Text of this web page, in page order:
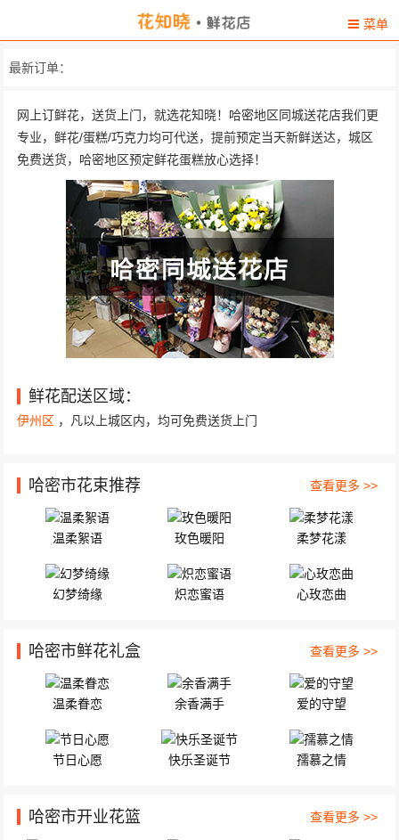
菜单
最新订单：
网上订鲜花，送货上门，就选花知晓！哈密地区同城送花店我们更
专业，鲜花/蛋糕/巧克力均可代送，提前预定当天新鲜送达，城区
免费送货，哈密地区预定鲜花蛋糕放心选择！
鲜花配送区域：
伊州区 ，凡以上城区内，均可免费送货上门
哈密市花束推荐 查看更多 >>
温柔絮语 玫色暖阳 柔梦花漾
幻梦绮缘 炽恋蜜语 心玫恋曲
哈密市鲜花礼盒 查看更多 >>
温柔眷恋 余香满手 爱的守望
节日心愿 快乐圣诞节 孺慕之情
哈密市开业花篮 查看更多 >>